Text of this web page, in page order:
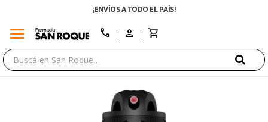
¡ENVÍOS A TODO EL PAÍS!
menu call
close